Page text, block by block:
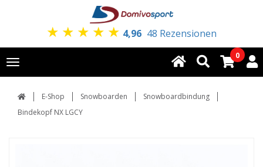
★ ★ ★ ★ ★ 4,96 48 Rezensionen
Toggle
navigation
0
E-Shop Snowboarden
Snowboardbindung
Bindekopf NX LGCY